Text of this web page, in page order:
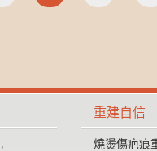
重建自信
燒燙傷疤痕